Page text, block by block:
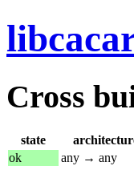
Cross
state
ok
any → any